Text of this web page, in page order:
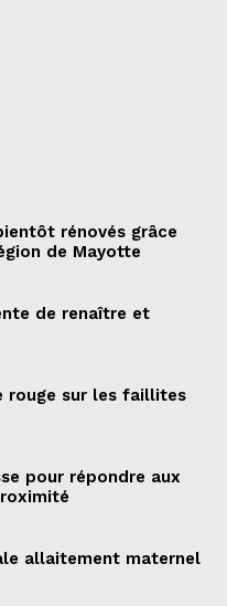
rénovés grâce
de Mayotte
de renaître et
rouge sur les faillites
pour répondre aux
allaitement maternel